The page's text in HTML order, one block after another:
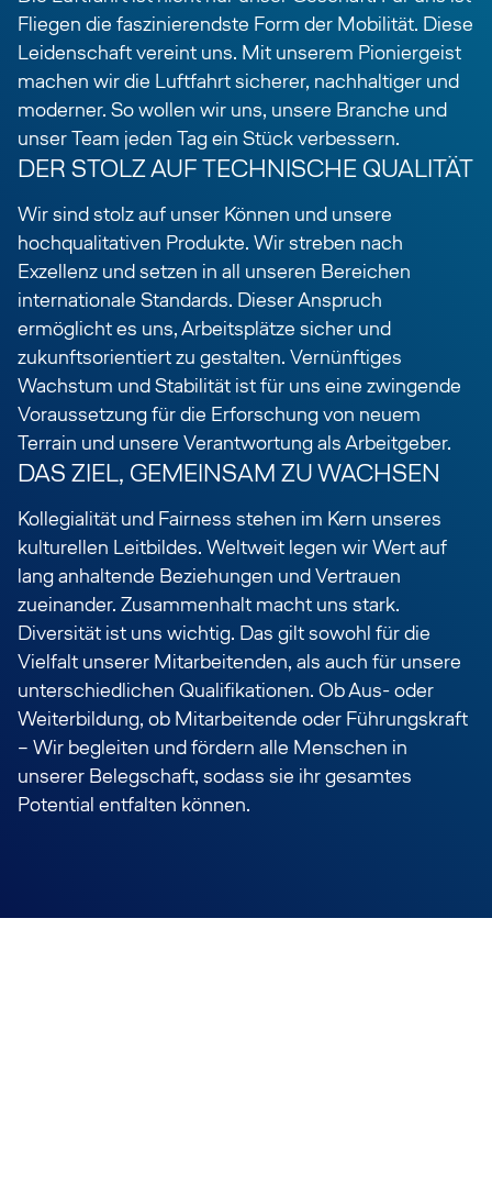
Fliegen die faszinierendste Form der Mobilität. Diese
Leidenschaft vereint uns. Mit unserem Pioniergeist
machen wir die Luftfahrt sicherer, nachhaltiger und
moderner. So wollen wir uns, unsere Branche und
unser Team jeden Tag ein Stück verbessern.
DER STOLZ AUF TECHNISCHE QUALITÄT
Wir sind stolz auf unser Können und unsere
hochqualitativen Produkte. Wir streben nach
Exzellenz und setzen in all unseren Bereichen
internationale Standards. Dieser Anspruch
ermöglicht es uns, Arbeitsplätze sicher und
zukunftsorientiert zu gestalten. Vernünftiges
Wachstum und Stabilität ist für uns eine zwingende
Voraussetzung für die Erforschung von neuem
Terrain und unsere Verantwortung als Arbeitgeber.
DAS ZIEL, GEMEINSAM ZU WACHSEN
Kollegialität und Fairness stehen im Kern unseres
kulturellen Leitbildes. Weltweit legen wir Wert auf
lang anhaltende Beziehungen und Vertrauen
zueinander. Zusammenhalt macht uns stark.
Diversität ist uns wichtig. Das gilt sowohl für die
Vielfalt unserer Mitarbeitenden, als auch für unsere
unterschiedlichen Qualifikationen. Ob Aus- oder
Weiterbildung, ob Mitarbeitende oder Führungskraft
– Wir begleiten und fördern alle Menschen in
unserer Belegschaft, sodass sie ihr gesamtes
Potential entfalten können.